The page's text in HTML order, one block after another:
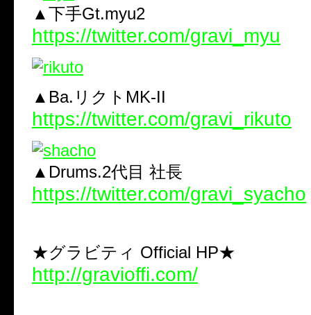
▲下手Gt.myu2
https://twitter.com/gravi_myu
▲Ba.リクトMK-II
https://twitter.com/gravi_rikuto
▲Drums.2代目 社長
https://twitter.com/gravi_syacho
★グラビティ Official HP★
http://gravioffi.com/